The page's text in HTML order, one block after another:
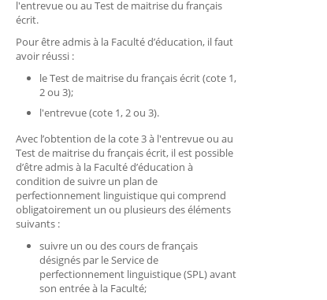
l'entrevue ou au Test de maitrise du français
écrit.
Pour être admis à la Faculté d’éducation, il faut
avoir réussi :
le Test de maitrise du français écrit (cote 1,
2 ou 3);
l'entrevue (cote 1, 2 ou 3).
Avec l’obtention de la cote 3 à l'entrevue ou au
Test de maitrise du français écrit, il est possible
d’être admis à la Faculté d’éducation à
condition de suivre un plan de
perfectionnement linguistique qui comprend
obligatoirement un ou plusieurs des éléments
suivants :
suivre un ou des cours de français
désignés par le Service de
perfectionnement linguistique (SPL) avant
son entrée à la Faculté;